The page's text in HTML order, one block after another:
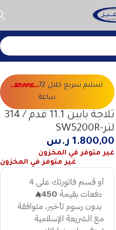
تسليم سريع خلال 72
ساعة
ثلاجة بابين 11.1 قدم / 314
لتر-SW5200R
1.800,00 ر.س
غير متوفر في المخزون
غير متوفر في المخزون